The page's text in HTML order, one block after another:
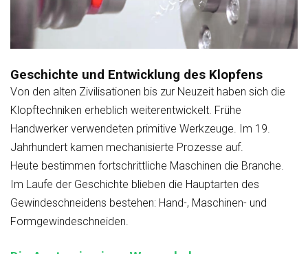
Geschichte und Entwicklung des Klopfens
Von den alten Zivilisationen bis zur Neuzeit haben sich die
Klopftechniken erheblich weiterentwickelt. Frühe
Handwerker verwendeten primitive Werkzeuge. Im 19.
Jahrhundert kamen mechanisierte Prozesse auf.
Heute bestimmen fortschrittliche Maschinen die Branche.
Im Laufe der Geschichte blieben die Hauptarten des
Gewindeschneidens bestehen: Hand-, Maschinen- und
Formgewindeschneiden.